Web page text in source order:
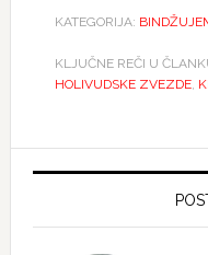
KATEGORIJA:
KLJUČNE REČI U
HOLIVUDSKE ZVEZDE,
Primary